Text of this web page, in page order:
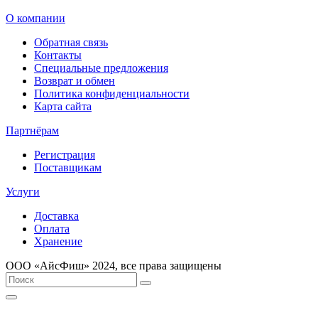
О компании
Обратная связь
Контакты
Специальные предложения
Возврат и обмен
Политика конфиденциальности
Карта сайта
Партнёрам
Регистрация
Поставщикам
Услуги
Доставка
Оплата
Хранение
ООО «AйсФиш» 2024, все права защищены